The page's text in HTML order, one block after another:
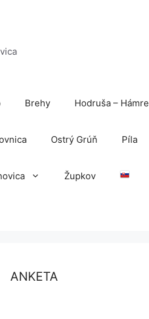
Brehy Hodruša – Hámre
Ostrý Grúň Píla
Župkov
ANKETA